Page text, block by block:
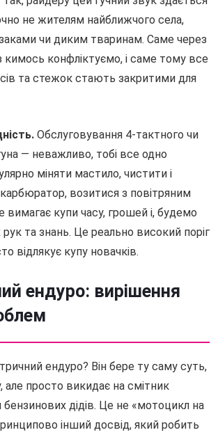
не жителям найближчого села,
чи диким тваринам. Саме через
кимось конфліктуємо, і саме тому все
та стежок стають закритими для
Обслуговування 4-тактного чи
— неважливо, тобі все одно
міняти мастило, чистити і
возитися з повітряним
вимагає купи часу, грошей і, будемо
рук та знань. Це реально високий поріг
відлякує купу новачків.
ендуро: вирішення
ендуро? Він бере ту саму суть,
але просто викидає на смітник
бензинових дідів. Це не «мотоцикл на
інший досвід, який робить